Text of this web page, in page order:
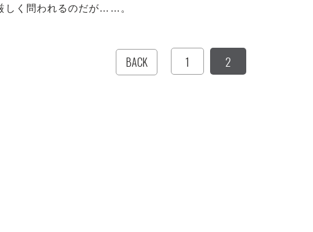
しく問われるのだが……。
BACK 1 2